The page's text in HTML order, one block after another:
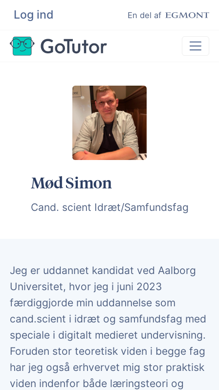
Log ind En del af
Søg
Lektiehjælp
Eksamenshjælp
Hjælp til ordblinde
Kundeudtalelser
Undervisere
Mød Simon
Cand. scient Idræt/Samfundsfag
Jeg er uddannet kandidat ved Aalborg
Universitet, hvor jeg i juni 2023
færdiggjorde min uddannelse som
cand.scient i idræt og samfundsfag med
speciale i digitalt medieret undervisning.
Foruden stor teoretisk viden i begge fag
har jeg også erhvervet mig stor praktisk
viden indenfor både læringsteori og